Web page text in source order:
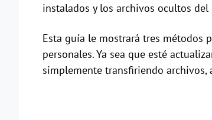
instalados y los archivos ocultos del
Esta guía le mostrará tres métodos
personales. Ya sea que esté
simplemente transfiriendo